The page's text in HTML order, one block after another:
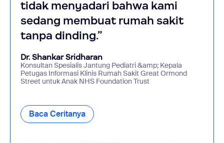
tidak menyadari bahwa kami
sedang membuat rumah sakit
tanpa dinding.”
Dr. Shankar Sridharan
Konsultan Spesialis Jantung Pediatri &amp; Kepala
Petugas Informasi Klinis Rumah Sakit Great Ormond
Street untuk Anak NHS Foundation Trust
Baca Ceritanya